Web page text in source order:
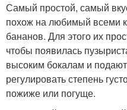
Самый простой, самый
похож на любимый всеми
бананов. Для этого их
чтобы появилась
высоким бокалам и
регулировать степень
пожиже или погуще.